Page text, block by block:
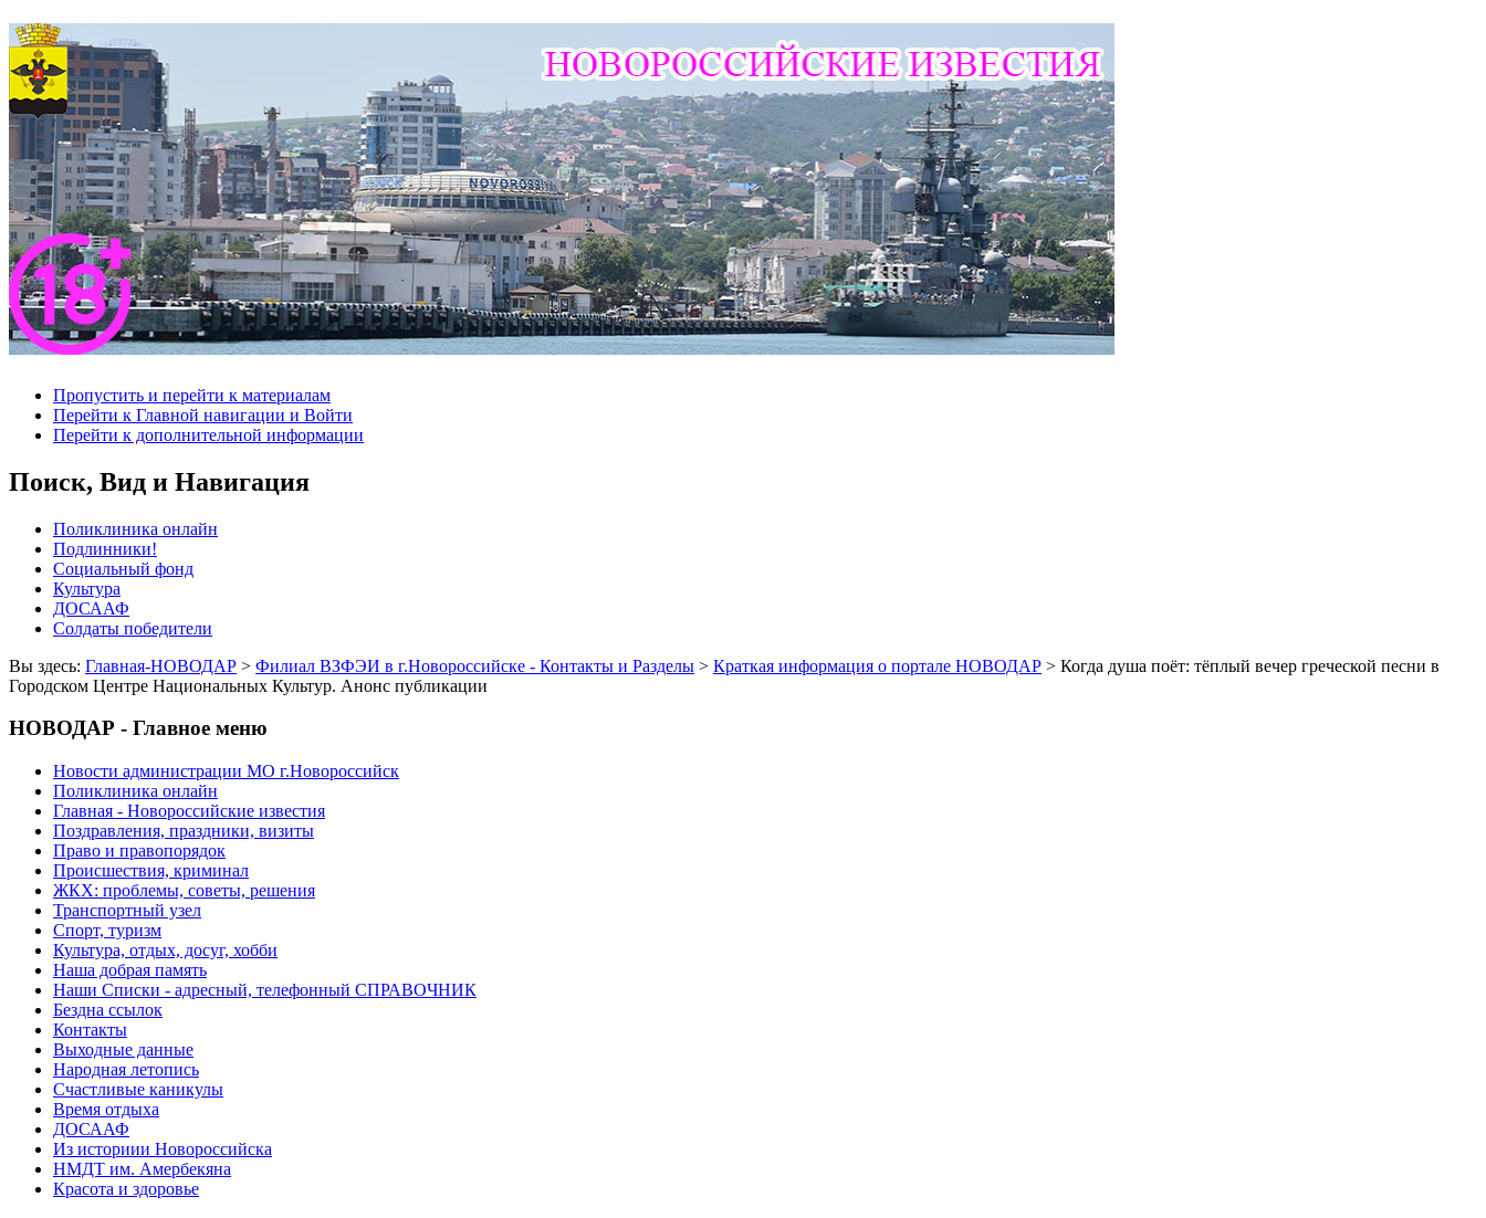
Пропустить и перейти к материалам
Перейти к Главной навигации и Войти
Перейти к дополнительной информации
Поиск, Вид и Навигация
Поликлиника онлайн
Подлинники!
Социальный фонд
Культура
ДОСААФ
Солдаты победители
Вы здесь: Главная-НОВОДАР > Филиал ВЗФЭИ в г.Новороссийске - Контакты и Разделы > Краткая информация о портале НОВОДАР > Когда душа поёт: тёплый вечер греческой песни в
Городском Центре Национальных Культур. Анонс публикации
НОВОДАР - Главное меню
Новости администрации МО г.Новороссийск
Поликлиника онлайн
Главная - Новороссийские известия
Поздравления, праздники, визиты
Право и правопорядок
Происшествия, криминал
ЖКХ: проблемы, советы, решения
Транспортный узел
Спорт, туризм
Культура, отдых, досуг, хобби
Наша добрая память
Наши Списки - адресный, телефонный СПРАВОЧНИК
Бездна ссылок
Контакты
Выходные данные
Народная летопись
Счастливые каникулы
Время отдыха
ДОСААФ
Из историии Новороссийска
НМДТ им. Амербекяна
Красота и здоровье